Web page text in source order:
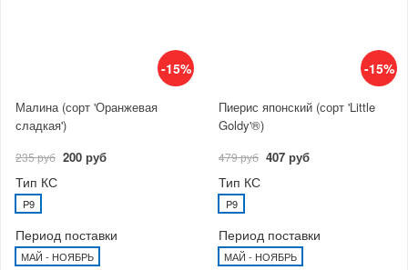
-15%
Малина (сорт 'Оранжевая
сладкая')
235 руб 200 руб
Тип КС
P9
Период поставки
МАЙ - НОЯБРЬ
-15%
Пиерис японский (сорт 'Little
Goldy'®)
479 руб 407 руб
Тип КС
P9
Период поставки
МАЙ - НОЯБРЬ